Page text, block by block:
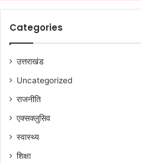
Categories
उत्तराखंड
Uncategorized
राजनीति
एक्सक्लुसिव
स्वास्थ्य
शिक्षा